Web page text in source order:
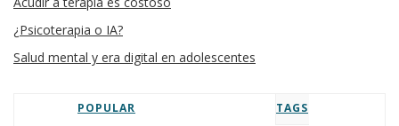
¿Psicoterapia o IA?
Salud mental y era digital en adolescentes
POPULAR TAGS